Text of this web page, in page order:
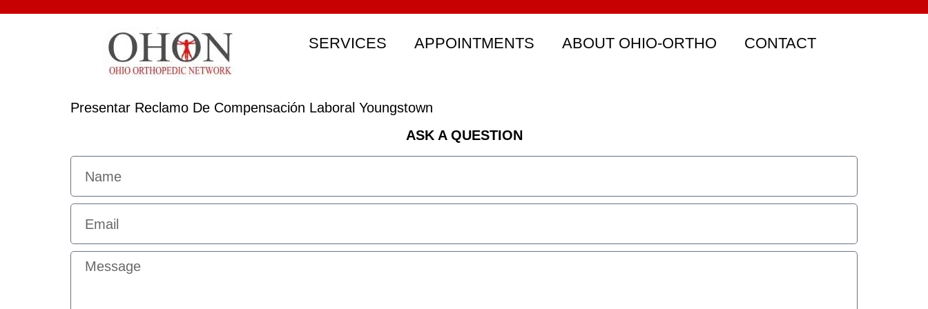
SERVICES APPOINTMENTS ABOUT OHIO-ORTHO CONTACT
Presentar Reclamo De Compensación Laboral Youngstown
ASK A QUESTION